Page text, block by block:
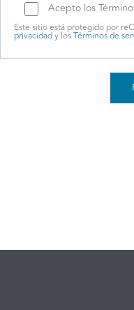
Acepto los
Este sitio está protegido por
privacidady losTérminos de